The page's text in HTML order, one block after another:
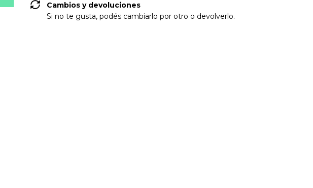
Cambios y devoluciones
Si no te gusta, podés cambiarlo por otro o devolverlo.